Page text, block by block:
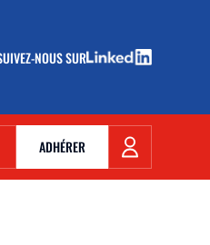
NOUS SUR
FENÊTRE)
FENÊTRE)
ADHÉRER